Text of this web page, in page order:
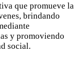
que promueve la
brindando
y promoviendo
social.